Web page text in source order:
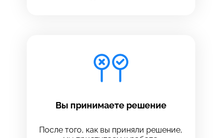
Вы принимаете решение
После того, как вы приняли решение,